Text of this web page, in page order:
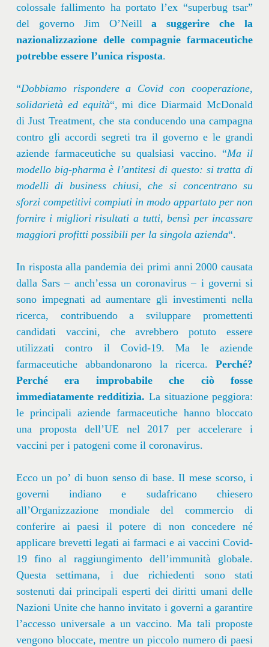
colossale fallimento ha portato l’ex “superbug tsar”
del governo Jim O’Neilla suggerire che la
nazionalizzazione delle compagnie farmaceutiche
potrebbe essere l’unica risposta.
“Dobbiamo rispondere a Covid con cooperazione,
solidarietà ed equità“, mi dice Diarmaid McDonald
di Just Treatment, che sta conducendo una campagna
contro gli accordi segreti tra il governo e le grandi
aziende farmaceutiche su qualsiasi vaccino. “Ma il
modello big-pharma è l’antitesi di questo: si tratta di
modelli di business chiusi, che si concentrano su
sforzi competitivi compiuti in modo appartato per non
fornire i migliori risultati a tutti, bensì per incassare
maggiori profitti possibili per la singola azienda“.
In risposta alla pandemia dei primi anni 2000 causata
dalla Sars – anch’essa un coronavirus – i governi si
sono impegnati ad aumentare gli investimenti nella
ricerca, contribuendo a sviluppare promettenti
candidati vaccini, che avrebbero potuto essere
utilizzati contro il Covid-19. Ma le aziende
farmaceutiche abbandonarono la ricerca.Perché?
Perché era improbabile che ciò fosse
immediatamente redditizia. La situazione peggiora:
le principali aziende farmaceutiche hanno bloccato
una proposta dell’UE nel 2017 per accelerare i
vaccini per i patogeni come il coronavirus.
Ecco un po’ di buon senso di base. Il mese scorso, i
governi indiano e sudafricano chiesero
all’Organizzazione mondiale del commercio di
conferire ai paesi il potere di non concedere né
applicare brevetti legati ai farmaci e ai vaccini Covid-
19 fino al raggiungimento dell’immunità globale.
Questa settimana, i due richiedenti sono stati
sostenuti dai principali esperti dei diritti umani delle
Nazioni Unite che hanno invitato i governi a garantire
l’accesso universale a un vaccino. Ma tali proposte
vengono bloccate, mentre un piccolo numero di paesi